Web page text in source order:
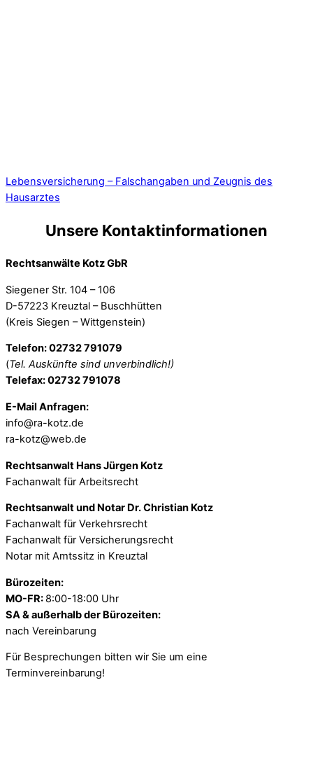
Lebensversicherung – Falschangaben und Zeugnis des
Hausarztes
Unsere Kontaktinformationen
Rechtsanwälte Kotz GbR
Siegener Str. 104 – 106
D-57223 Kreuztal – Buschhütten
(Kreis Siegen – Wittgenstein)
Telefon: 02732 791079
(Tel. Auskünfte sind unverbindlich!)
Telefax: 02732 791078
E-Mail Anfragen:
info@ra-kotz.de
ra-kotz@web.de
Rechtsanwalt Hans Jürgen Kotz
Fachanwalt für Arbeitsrecht
Rechtsanwalt und Notar Dr. Christian Kotz
Fachanwalt für Verkehrsrecht
Fachanwalt für Versicherungsrecht
Notar mit Amtssitz in Kreuztal
Bürozeiten:
MO-FR: 8:00-18:00 Uhr
SA & außerhalb der Bürozeiten:
nach Vereinbarung
Für Besprechungen bitten wir Sie um eine
Terminvereinbarung!